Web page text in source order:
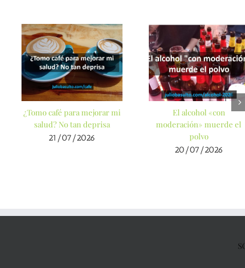
¿Tomo café para mejorar mi
salud? No tan deprisa
21/07/2026
El alcohol «con
moderación» muerde el
polvo
20/07/2026